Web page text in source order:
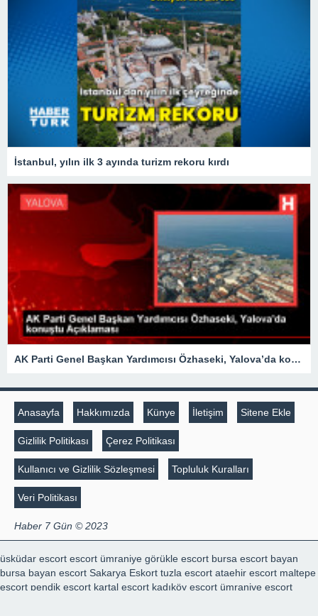
İstanbul, yılın ilk 3 ayında turizm rekoru kırdı
AK Parti Genel Başkan Yardımcısı Özhaseki, Yalova’da konuştu Açıklaması
Anasayfa Hakkımızda Künye İletişim Sitene Ekle
Gizlilik Politikası Çerez Politikası
Kullanıcı ve Gizlilik Sözleşmesi Topluluk Kuralları
Veri Politikası
Haber 7 Gün © 2023
üsküdar escort escort ümraniye görükle escort bursa escort bayan
bursa bayan escort Sakarya Eskort tuzla escort ataehir escort maltepe
escort pendik escort kartal escort kadıköy escort ümraniye escort